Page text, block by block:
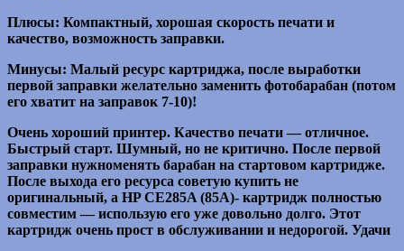
Плюсы: Компактный, хорошая скорость печати и
качество, возможность заправки.
Минусы: Малый ресурс картриджа, после выработки
первой заправки желательно заменить фотобарабан (потом
его хватит на заправок 7-10)!
Очень хороший принтер. Качество печати — отличное.
Быстрый старт. Шумный, но не критично. После первой
заправки нужноменять барабан на стартовом картридже.
После выхода его ресурса советую купить не
оригинальный, а HP СЕ285A (85А)- картридж полностью
совместим — использую его уже довольно долго. Этот
картридж очень прост в обслуживании и недорогой. Удачи